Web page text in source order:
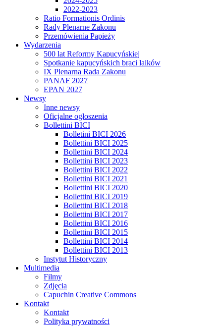
2022-2023
Ratio Formationis Ordinis
Rady Plenarne Zakonu
Przemówienia Papieży
Wydarzenia
500 lat Reformy Kapucyńskiej
Spotkanie kapucyńskich braci laików
IX Plenarna Rada Zakonu
PANAF 2027
EPAN 2027
Newsy
Inne newsy
Oficjalne ogłoszenia
Bollettini BICI
Bolletini BICI 2026
Bollettini BICI 2025
Bollettini BICI 2024
Bollettini BICI 2023
Bollettini BICI 2022
Bollettini BICI 2021
Bollettini BICI 2020
Bollettini BICI 2019
Bollettini BICI 2018
Bollettini BICI 2017
Bollettini BICI 2016
Bollettini BICI 2015
Bollettini BICI 2014
Bollettini BICI 2013
Instytut Historyczny
Multimedia
Filmy
Zdjęcia
Capuchin Creative Commons
Kontakt
Kontakt
Polityka prywatności